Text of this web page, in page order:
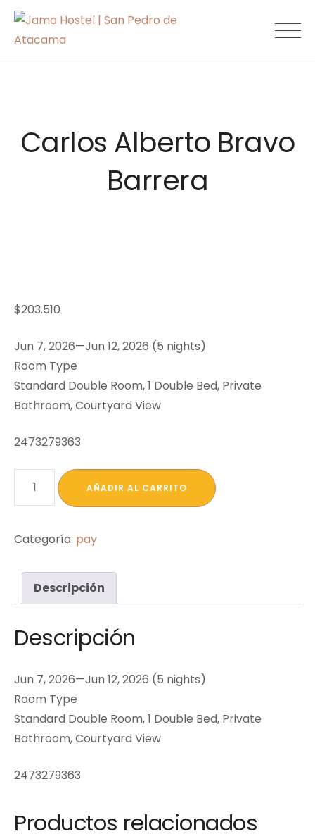
Skip
content
Jama Hostel |
Carlos Alberto Bravo
Barrera
$203.510
Jun 7, 2026—Jun 12, 2026 (5 nights)
Room Type
Standard Double Room, 1 Double Bed, Private
Bathroom, Courtyard View
2473279363
Alberto
cantidad
AÑADIR AL CARRITO
Categoría: pay
Descripción
Descripción
Jun 7, 2026—Jun 12, 2026 (5 nights)
Room Type
Standard Double Room, 1 Double Bed, Private
Bathroom, Courtyard View
2473279363
Productos relacionados